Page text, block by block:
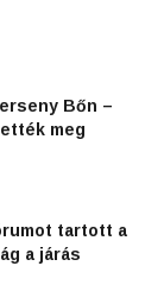
Bőn –
meg
tartott a
a járás